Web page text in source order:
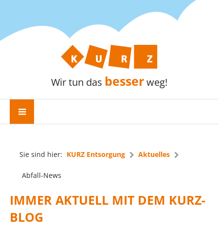
Wir tun das besserweg!
Sie sind hier: KURZ Entsorgung Aktuelles
Abfall-News
IMMER AKTUELL MIT DEM KURZ-
BLOG